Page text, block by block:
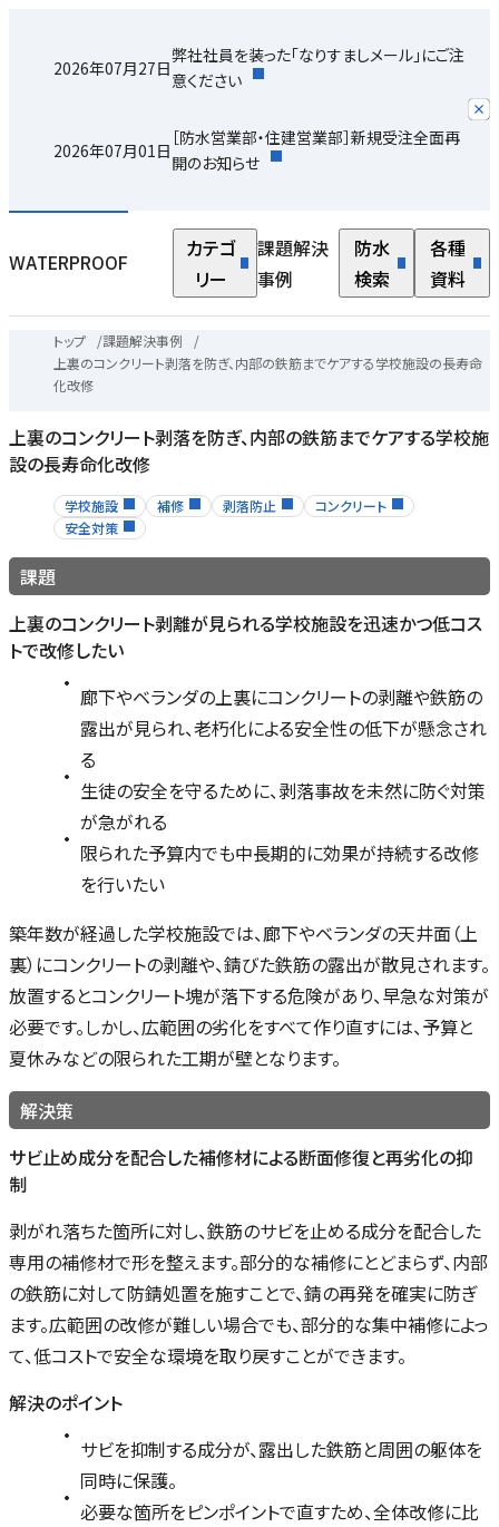
2026年07月27日
弊社社員を装った「なりすましメール」にご注
意ください
2026年07月01日
［防水営業部・住建営業部］新規受注全面再
開のお知らせ
WATERPROOF
カテゴ
リー
課題解決
事例
防水
検索
各種
資料
トップ /課題解決事例
/
上裏のコンクリート剥落を防ぎ、内部の鉄筋までケアする学校施設の長寿命
化改修
上裏のコンクリート剥落を防ぎ、内部の鉄筋までケアする学校施
設の長寿命化改修
学校施設 補修 剥落防止
コンクリート
安全対策
課題
上裏のコンクリート剥離が見られる学校施設を迅速かつ低コス
トで改修したい
廊下やベランダの上裏にコンクリートの剥離や鉄筋の
露出が見られ、老朽化による安全性の低下が懸念され
る
生徒の安全を守るために、剥落事故を未然に防ぐ対策
が急がれる
限られた予算内でも中長期的に効果が持続する改修
を行いたい
築年数が経過した学校施設では、廊下やベランダの天井面（上
裏）にコンクリートの剥離や、錆びた鉄筋の露出が散見されます。
放置するとコンクリート塊が落下する危険があり、早急な対策が
必要です。しかし、広範囲の劣化をすべて作り直すには、予算と
夏休みなどの限られた工期が壁となります。
解決策
サビ止め成分を配合した補修材による断面修復と再劣化の抑
制
剥がれ落ちた箇所に対し、鉄筋のサビを止める成分を配合した
専用の補修材で形を整えます。部分的な補修にとどまらず、内部
の鉄筋に対して防錆処置を施すことで、錆の再発を確実に防ぎ
ます。広範囲の改修が難しい場合でも、部分的な集中補修によっ
て、低コストで安全な環境を取り戻すことができます。
解決のポイント
サビを抑制する成分が、露出した鉄筋と周囲の躯体を
同時に保護。
必要な箇所をピンポイントで直すため、全体改修に比